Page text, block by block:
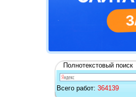
Полнотекстовый поиск
Всего работ: 364139